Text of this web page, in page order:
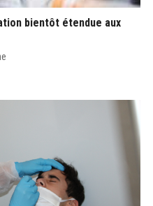
bientôt étendue aux